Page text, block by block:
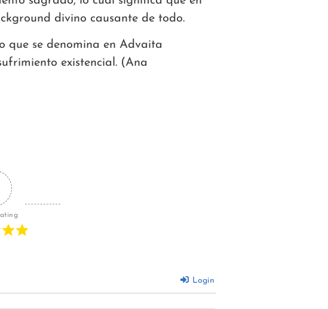
divino causante de todo.
que se denomina en Advaita
existencial. (Ana
Login